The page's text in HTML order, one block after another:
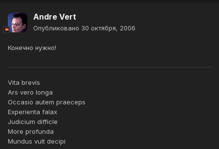
Andre Vert
Опубликовано 30 октября, 2006
Конечно нужно!
Vita brevis
Ars vero longa
Occasio autem praeceps
Experienta falax
Judicium difficle
More profunda
Mundus vult decipi